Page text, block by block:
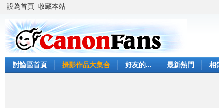
設為首頁 收藏本站
討論區首頁 攝影作品大集合 好友的... 最新熱門 相